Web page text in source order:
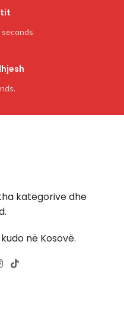
kategorive dhe
në Kosovë.